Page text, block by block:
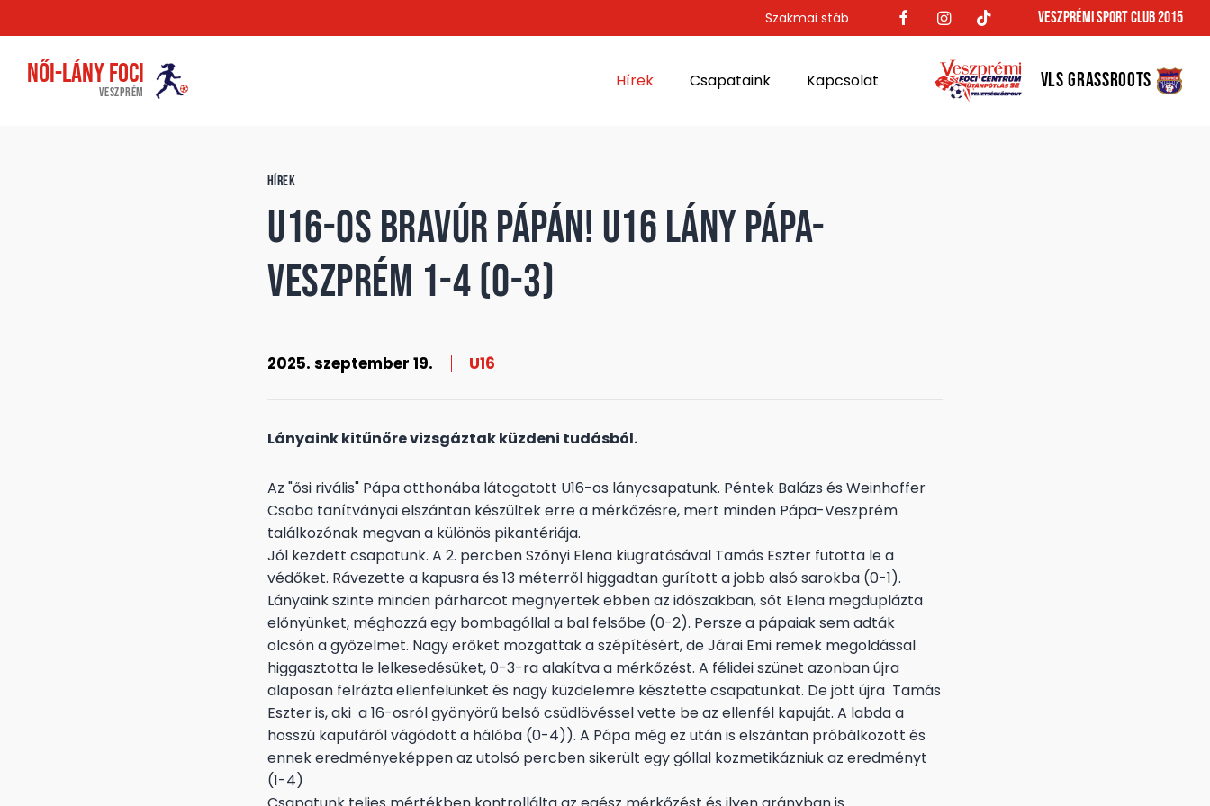
Szakmai stáb Veszprémi Sport Club 2015
Női-Lány foci
VESZPRÉM VLS GRASSROOTS
Hírek Csapataink Kapcsolat
HÍREK
U16-os bravúr Pápán! U16 Lány Pápa-
Veszprém 1-4 (0-3)
2025. szeptember 19. U16
Lányaink kitűnőre vizsgáztak küzdeni tudásból.
Az "ősi rivális" Pápa otthonába látogatott U16-os lánycsapatunk. Péntek Balázs és Weinhoffer
Csaba tanítványai elszántan készültek erre a mérkőzésre, mert minden Pápa-Veszprém
találkozónak megvan a különös pikantériája.
Jól kezdett csapatunk. A 2. percben Szőnyi Elena kiugratásával Tamás Eszter futotta le a
védőket. Rávezette a kapusra és 13 méterről higgadtan gurított a jobb alsó sarokba (0-1).
Lányaink szinte minden párharcot megnyertek ebben az időszakban, sőt Elena megduplázta
előnyünket, méghozzá egy bombagóllal a bal felsőbe (0-2). Persze a pápaiak sem adták
olcsón a győzelmet. Nagy erőket mozgattak a szépítésért, de Járai Emi remek megoldással
higgasztotta le lelkesedésüket, 0-3-ra alakítva a mérkőzést. A félidei szünet azonban újra
alaposan felrázta ellenfelünket és nagy küzdelemre késztette csapatunkat. De jött újra Tamás
Eszter is, aki a 16-osról gyönyörű belső csüdlövéssel vette be az ellenfél kapuját. A labda a
hosszú kapufáról vágódott a hálóba (0-4)). A Pápa még ez után is elszántan próbálkozott és
ennek eredményeképpen az utolsó percben sikerült egy góllal kozmetikázniuk az eredményt
(1-4)